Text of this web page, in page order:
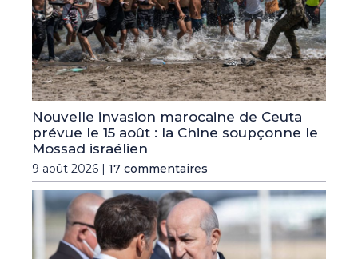
Nouvelle invasion marocaine de Ceuta
prévue le 15 août : la Chine soupçonne le
Mossad israélien
9 août 2026 | 17 commentaires